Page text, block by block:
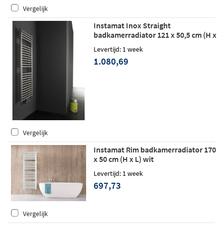
Vergelijk
Instamat Inox Straight
badkamerradiator 121 x 50,5 cm (H x
L) gepolijst rvs
Levertijd: 1 week
1.080,69
Vergelijk
Instamat Rim badkamerradiator 170
x 50 cm (H x L) wit
Levertijd: 1 week
697,73
Vergelijk